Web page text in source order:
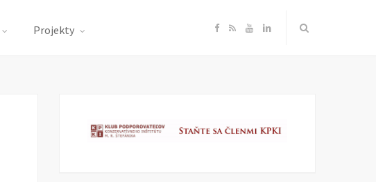
Projekty F
e
R Y
T
L
k